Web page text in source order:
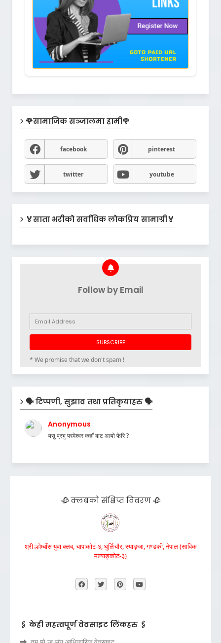
🌹सामाजिक सञ्जालमा हामी🌹
facebook pinterest
twitter youtube
🏅साता भरीको सर्वाधिक लोकप्रिय सामाग्री🏅
Follow by Email
* We promise that we don't spam !
🗣️ टिप्पणी, सुझाव तथा प्रतिकृयाहरु 🗣️
Anonymous
यसु प्रभु परमेश्वर कहाँ बाट आयो फेरि ?
🥀 क्लबको संक्षिप्त विवरण 🥀
श्री ल्होम्बाँस युवा क्लब, चापाकोट-४, घुर्लिचौर, स्याङ्जा, गण्डकी, नेपाल (साविक
मल्याङ्कोट-३)
🖇️ केही महत्वपूर्ण वेवसाइट लिंकहरु 🖇️